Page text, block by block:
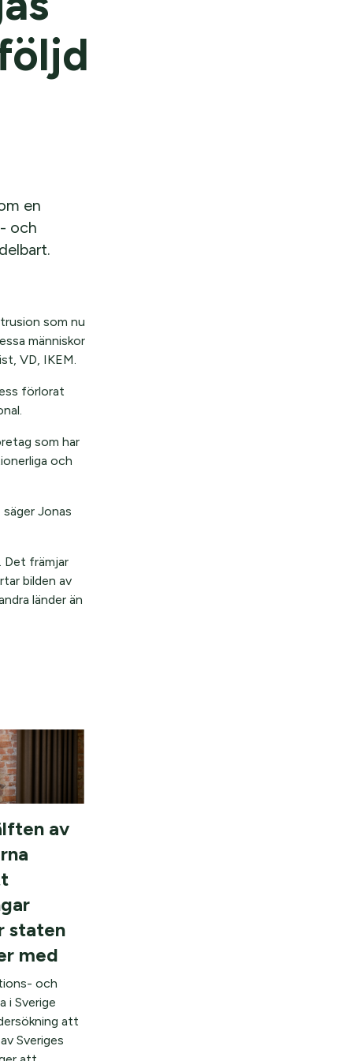
en
och
som nu
människor
VD, IKEM.
förlorat
som har
och
Jonas
Det främjar
bilden av
länder än
av
staten
med
och
i Sverige
att
Sveriges